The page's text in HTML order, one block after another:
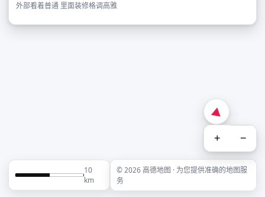
外部看着普通 里面装修格调高雅
+ −
10
km
© 2026 高德地图 · 为您提供准确的地图服
务